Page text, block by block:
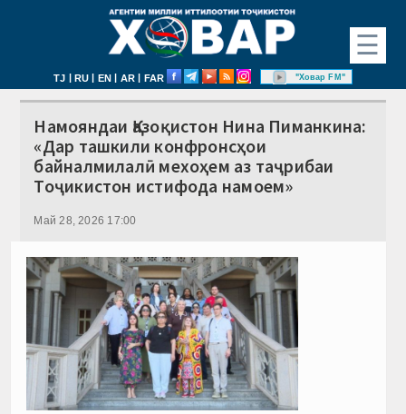
☰
TJ | RU | EN | AR | FAR "Ховар FM"
Намояндаи Қазоқистон Нина Пиманкина:
«Дар ташкили конфронсҳои
байналмилалӣ мехоҳем аз таҷрибаи
Тоҷикистон истифода намоем»
Май 28, 2026 17:00